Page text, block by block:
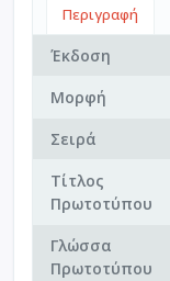
Περιγραφή
Έκδοση
Μορφή
Σειρά
Τίτλος
Πρωτοτύπου
Γλώσσα
Πρωτοτύπου